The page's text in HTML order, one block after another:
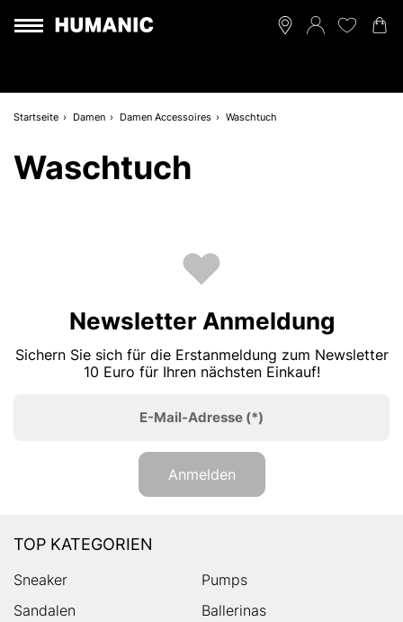
Startseite Damen Damen Accessoires Waschtuch
Waschtuch
Newsletter Anmeldung
Sichern Sie sich für die Erstanmeldung zum Newsletter
10 Euro für Ihren nächsten Einkauf!
E-Mail-Adresse (*)
Anmelden
TOP KATEGORIEN
Sneaker
Pumps
Sandalen
Ballerinas